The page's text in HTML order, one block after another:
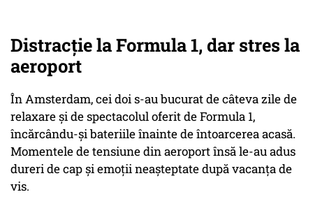
Distracție la Formula 1, dar stres la
aeroport
În Amsterdam, cei doi s-au bucurat de câteva zile de
relaxare și de spectacolul oferit de Formula 1,
încărcându-și bateriile înainte de întoarcerea acasă.
Momentele de tensiune din aeroport însă le-au adus
dureri de cap și emoții neașteptate după vacanța de
vis.